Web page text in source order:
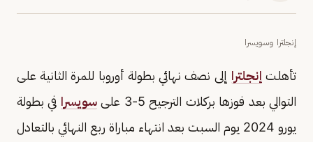
إنجلترا وسويسرا
تأهلت إنجلترا إلى نصف نهائي بطولة أوروبا للمرة الثانية على
التوالي بعد فوزها بركلات الترجيح 5-3 على
سويسرا في بطولة
يورو 2024 يوم السبت بعد انتهاء مباراة ربع النهائي بالتعادل